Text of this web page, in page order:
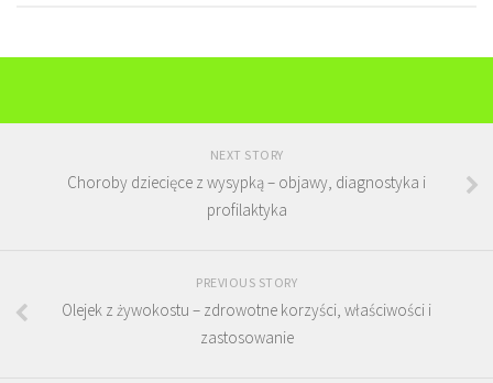
NEXT STORY
Choroby dziecięce z wysypką – objawy, diagnostyka i
profilaktyka
PREVIOUS STORY
Olejek z żywokostu – zdrowotne korzyści, właściwości i
zastosowanie